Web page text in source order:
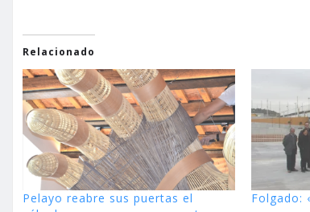
Relacionado
Pelayo reabre sus puertas el
Folgado: